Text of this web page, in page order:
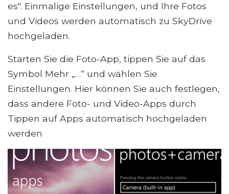
es". Einmalige Einstellungen, und Ihre Fotos
und Videos werden automatisch zu SkyDrive
hochgeladen.
Starten Sie die Foto-App, tippen Sie auf das
Symbol Mehr „…“ und wählen Sie
Einstellungen. Hier können Sie auch festlegen,
dass andere Foto- und Video-Apps durch
Tippen auf Apps automatisch hochgeladen
werden